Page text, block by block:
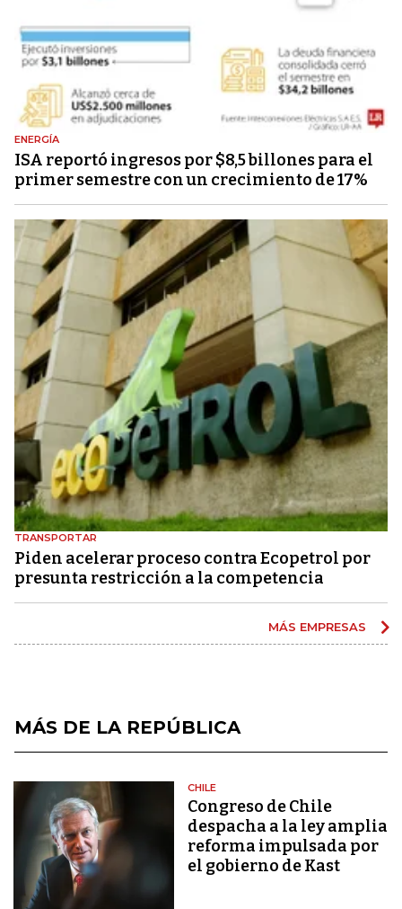
ENERGÍA
ISA reportó ingresos por $8,5 billones para el
primer semestre con un crecimiento de 17%
TRANSPORTAR
Piden acelerar proceso contra Ecopetrol por
presunta restricción a la competencia
MÁS EMPRESAS
MÁS DE LA REPÚBLICA
CHILE
Congreso de Chile
despacha a la ley amplia
reforma impulsada por
el gobierno de Kast